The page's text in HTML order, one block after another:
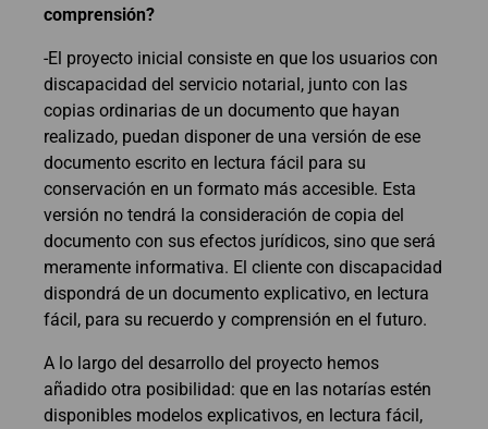
comprensión?
-El proyecto inicial consiste en que los usuarios con
discapacidad del servicio notarial, junto con las
copias ordinarias de un documento que hayan
realizado, puedan disponer de una versión de ese
documento escrito en lectura fácil para su
conservación en un formato más accesible. Esta
versión no tendrá la consideración de copia del
documento con sus efectos jurídicos, sino que será
meramente informativa. El cliente con discapacidad
dispondrá de un documento explicativo, en lectura
fácil, para su recuerdo y comprensión en el futuro.
A lo largo del desarrollo del proyecto hemos
añadido otra posibilidad: que en las notarías estén
disponibles modelos explicativos, en lectura fácil,